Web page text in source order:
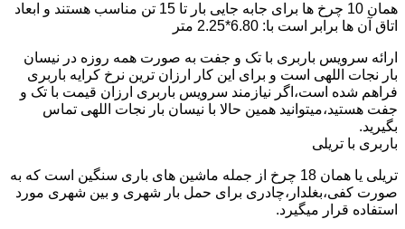
همان 10 چرخ ها برای جابه جایی بار تا 15 تن مناسب هستند و ابعاد
اتاق آن ها برابر است با: 6.80*2.25 متر
ارائه سرویس باربری با تک و جفت به صورت همه روزه در نیسان
بار نجات اللهی است و برای این کار ارزان ترین نرخ کرایه باربری
فراهم شده است،اگر نیازمند سرویس باربری ارزان قیمت با تک و
جفت هستید،میتوانید همین حالا با نیسان بار نجات اللهی تماس
بگیرید.
باربری با تریلی
تریلی یا همان 18 چرخ از جمله ماشین های باری سنگین است که به
صورت کفی،بغلدار،چادری برای حمل بار شهری و بین شهری مورد
استفاده قرار میگیرد.